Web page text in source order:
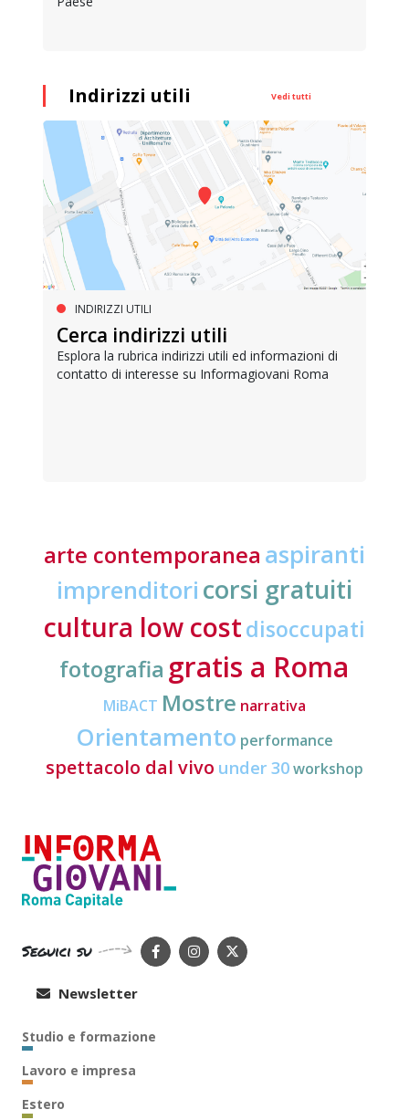
Indirizzi utili Vedi tutti
INDIRIZZI UTILI
Cerca indirizzi utili
Esplora la rubrica indirizzi utili ed informazioni di
contatto di interesse su Informagiovani Roma
arte contemporanea aspiranti
imprenditori corsi gratuiti
cultura low costdisoccupati
fotografia gratis a Roma
MiBACT Mostre narrativa
Orientamento performance
spettacolo dal vivo under 30workshop
Seguici su
Newsletter
Studio e formazione
Lavoro e impresa
Estero